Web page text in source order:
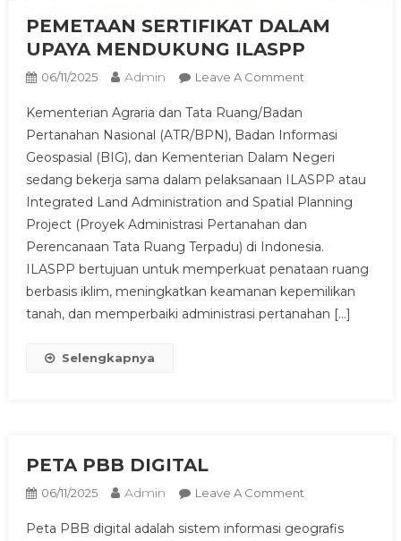
PEMETAAN SERTIFIKAT DALAM
UPAYA MENDUKUNG ILASPP
06/11/2025 Admin Leave A CommentOn
DALAM
UPAYA
MENDUKUNG
ILASPP
Kementerian Agraria dan Tata Ruang/Badan
Pertanahan Nasional (ATR/BPN), Badan Informasi
Geospasial (BIG), dan Kementerian Dalam Negeri
sedang bekerja sama dalam pelaksanaan ILASPP atau
Integrated Land Administration and Spatial Planning
Project (Proyek Administrasi Pertanahan dan
Perencanaan Tata Ruang Terpadu) di Indonesia.
ILASPP bertujuan untuk memperkuat penataan ruang
berbasis iklim, meningkatkan keamanan kepemilikan
tanah, dan memperbaiki administrasi pertanahan […]
Selengkapnya
PETA PBB DIGITAL
06/11/2025 Admin Leave A CommentOn
PBB
Peta PBB digital adalah sistem informasi geografis